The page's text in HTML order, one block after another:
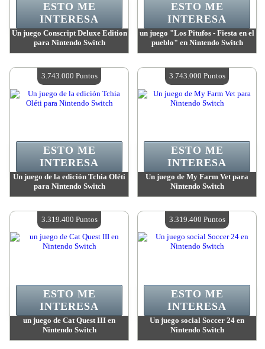
Un juego Conscript Deluxe Edition
para Nintendo Switch
Cantidad disponible:4
ESTO ME
INTERESA
un juego "Los Pitufos - Fiesta en el
pueblo" en Nintendo Switch
Cantidad disponible:4
ESTO ME
INTERESA
Un juego de la edición Tchia Oléti
para Nintendo Switch
Cantidad disponible:4
ESTO ME
INTERESA
3.743.000 Puntos
Un juego de My Farm Vet para
Nintendo Switch
Cantidad disponible:4
ESTO ME
INTERESA
3.743.000 Puntos
un juego de Cat Quest III en
Nintendo Switch
ESTO ME
INTERESA
3.319.400 Puntos
Un juego social Soccer 24 en
Nintendo Switch
ESTO ME
INTERESA
3.319.400 Puntos